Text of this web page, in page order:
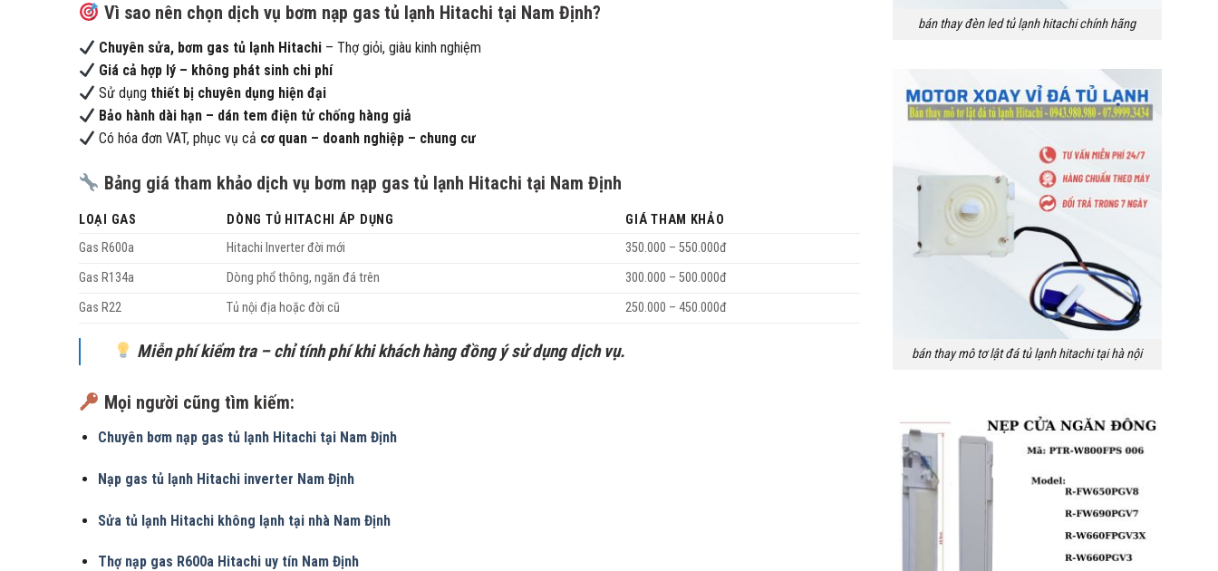
Vì sao nên chọn dịch vụ bơm nạp gas tủ lạnh Hitachi tại Nam Định?
Chuyên sửa, bơm gas tủ lạnh Hitachi – Thợ giỏi, giàu kinh nghiệm
Giá cả hợp lý – không phát sinh chi phí
Sử dụng thiết bị chuyên dụng hiện đại
Bảo hành dài hạn – dán tem điện tử chống hàng giả
Có hóa đơn VAT, phục vụ cả cơ quan – doanh nghiệp – chung cư
Bảng giá tham khảo dịch vụ bơm nạp gas tủ lạnh Hitachi tại Nam Định
LOẠI GAS DÒNG TỦ HITACHI ÁP DỤNG
GIÁ THAM KHẢO
Gas R600a
Hitachi Inverter đời mới
350.000 – 550.000đ
Gas R134a
Dòng phổ thông, ngăn đá trên
300.000 – 500.000đ
Gas R22
Tủ nội địa hoặc đời cũ 250.000 – 450.000đ
Miễn phí kiểm tra – chỉ tính phí khi khách hàng đồng ý sử dụng dịch vụ.
Mọi người cũng tìm kiếm:
Chuyên bơm nạp gas tủ lạnh Hitachi tại Nam Định
Nạp gas tủ lạnh Hitachi inverter Nam Định
Sửa tủ lạnh Hitachi không lạnh tại nhà Nam Định
Thợ nạp gas R600a Hitachi uy tín Nam Định
bán thay đèn led tủ lạnh hitachi chính hãng
bán thay mô tơ lật đá tủ lạnh hitachi tại hà nội